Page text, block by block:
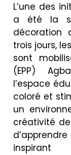
L’une des
a été la
décoration
trois jours,
sont
(EPP)
l’espace
coloré et
un
créativité
inspirant